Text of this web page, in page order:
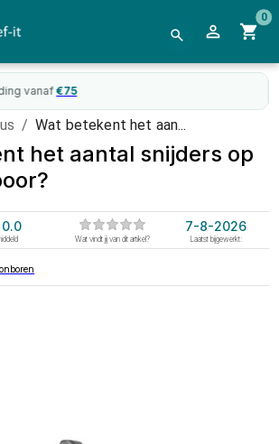
0
vanaf €75
/ Wat betekent het aan...
het aantal snijders op
0.0
Wat vindt jij van dit artikel?
7-8-2026
Laatst bijgewerkt: